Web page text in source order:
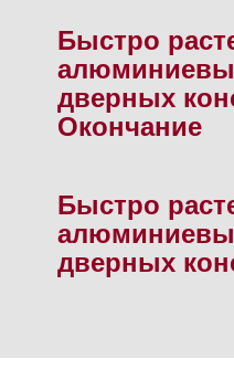
Быстро
дверных
Окончание
Быстро
дверных